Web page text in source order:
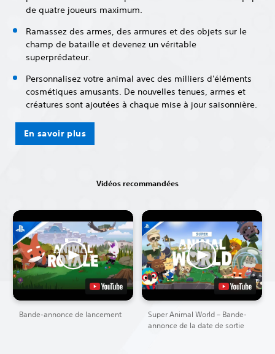
de quatre joueurs maximum.
Ramassez des armes, des armures et des objets sur le
champ de bataille et devenez un véritable
superprédateur.
Personnalisez votre animal avec des milliers d'éléments
cosmétiques amusants. De nouvelles tenues, armes et
créatures sont ajoutées à chaque mise à jour saisonnière.
En savoir plus
Vidéos recommandées
Bande-annonce de lancement
Super Animal World – Bande-
annonce de la date de sortie